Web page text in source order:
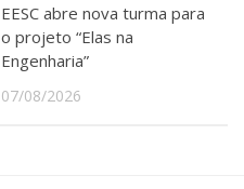
EESC abre nova turma para
o projeto “Elas na
Engenharia”
07/08/2026